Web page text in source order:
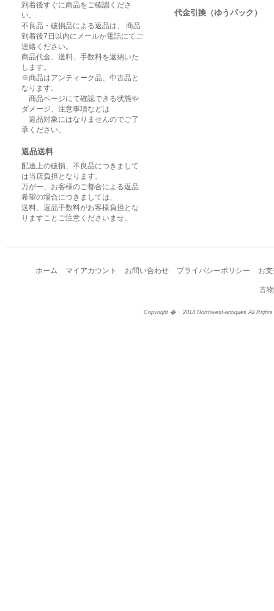
到着後すぐに商品をご確認くださ
い。
不良品・破損品による返品は、 商品
到着後7日以内にメールか電話にてご
連絡ください。
商品代金、送料、手数料を返納いた
します。
※商品はアンティーク品、中古品と
なります。
商品ページにて確認できる状態や
ダメージ、注意事項などは
返品対象にはなりませんのでご了
承ください。
返品送料
配送上の破損、不良品につきまして
は当店負担となります。
万が一、お客様のご都合による返品
希望の場合につきましては、
送料、返品手数料がお客様負担とな
りますことご注意くださいませ。
代金引換（ゆうパック）
ホーム マイアカウント お問い合わせ プライバシーポリシー お
古
Copyright �・ 2014 Northwest-antiques All